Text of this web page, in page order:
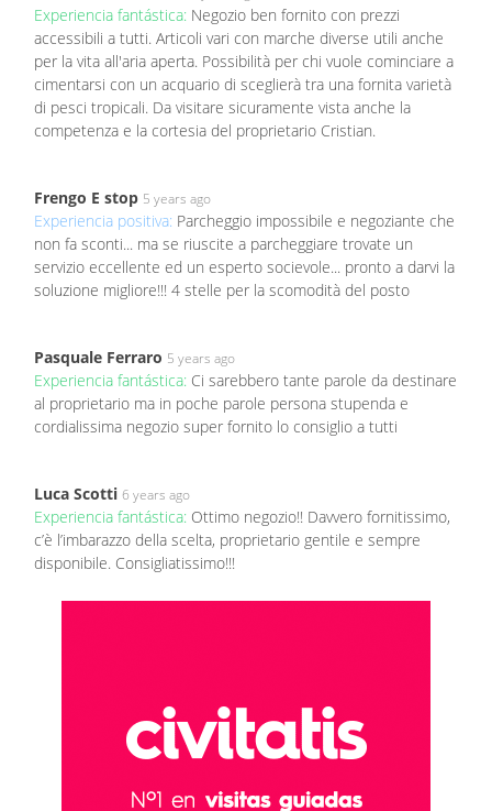
Experiencia fantástica: Negozio ben fornito con prezzi
accessibili a tutti. Articoli vari con marche diverse utili anche
per la vita all'aria aperta. Possibilità per chi vuole cominciare a
cimentarsi con un acquario di sceglierà tra una fornita varietà
di pesci tropicali. Da visitare sicuramente vista anche la
competenza e la cortesia del proprietario Cristian.
Frengo E stop 5 years ago
Experiencia positiva: Parcheggio impossibile e negoziante che
non fa sconti... ma se riuscite a parcheggiare trovate un
servizio eccellente ed un esperto socievole... pronto a darvi la
soluzione migliore!!! 4 stelle per la scomodità del posto
Pasquale Ferraro 5 years ago
Experiencia fantástica: Ci sarebbero tante parole da destinare
al proprietario ma in poche parole persona stupenda e
cordialissima negozio super fornito lo consiglio a tutti
Luca Scotti 6 years ago
Experiencia fantástica: Ottimo negozio!! Davvero fornitissimo,
c’è l’imbarazzo della scelta, proprietario gentile e sempre
disponibile. Consigliatissimo!!!